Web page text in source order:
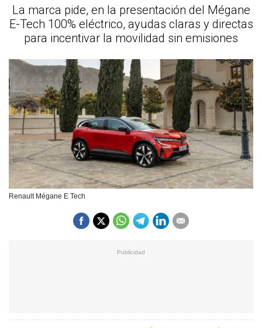
La marca pide, en la presentación del Mégane
E-Tech 100% eléctrico, ayudas claras y directas
para incentivar la movilidad sin emisiones
Renault Mégane E Tech